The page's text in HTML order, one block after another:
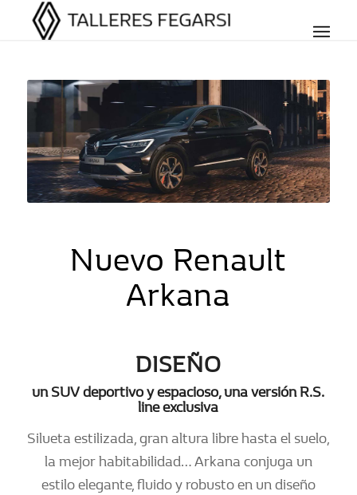
Nuevo Renault
Arkana
DISEÑO
un SUV deportivo y espacioso, una versión R.S.
line exclusiva
Silueta estilizada, gran altura libre hasta el suelo,
la mejor habitabilidad… Arkana conjuga un
estilo elegante, fluido y robusto en un diseño